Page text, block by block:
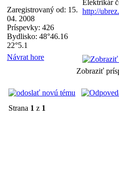
Zaregistrovaný od: 15.
04. 2008
Príspevky: 426
Bydlisko: 48°46.16
22°5.1
Elektrikár
http://
Návrat hore
Zobraziť
Strana 1 z 1